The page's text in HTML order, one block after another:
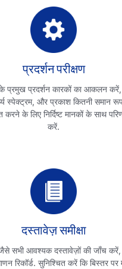
प्रदर्शन परीक्षण
के प्रमुख प्रदर्शन कारकों का आकलन
स्पेक्ट्रम, और प्रकाश कितनी समान
के लिए निर्दिष्ट मानकों के साथ
करें.
दस्तावेज़ समीक्षा
जैसे सभी आवश्यक दस्तावेज़ों की जाँच करें,
रिकॉर्ड. सुनिश्चित करें कि बिस्तर पर